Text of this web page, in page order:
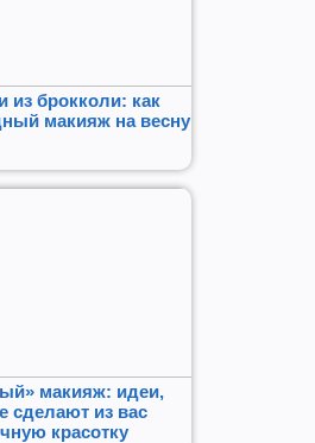
из брокколи: как
макияж на весну
макияж: идеи,
сделают из вас
красотку